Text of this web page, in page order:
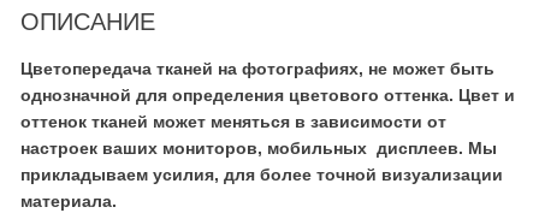
ОПИСАНИЕ
Цветопередача тканей на фотографиях, не может быть
однозначной для определения цветового оттенка. Цвет и
оттенок тканей может меняться в зависимости от
настроек ваших мониторов, мобильных дисплеев. Мы
прикладываем усилия, для более точной визуализации
материала.